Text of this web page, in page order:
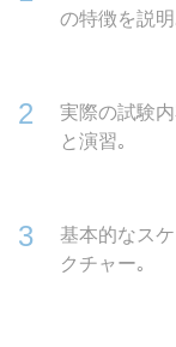
の特徴を説明
実際の試験
と演習｡
基本的なス
クチャー｡